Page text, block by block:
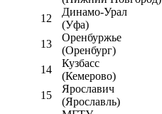
12
Динамо-Урал
(Уфа)
13
Оренбуржье
(Оренбург)
14
Кузбасс
(Кемерово)
15
Ярославич
(Ярославль)